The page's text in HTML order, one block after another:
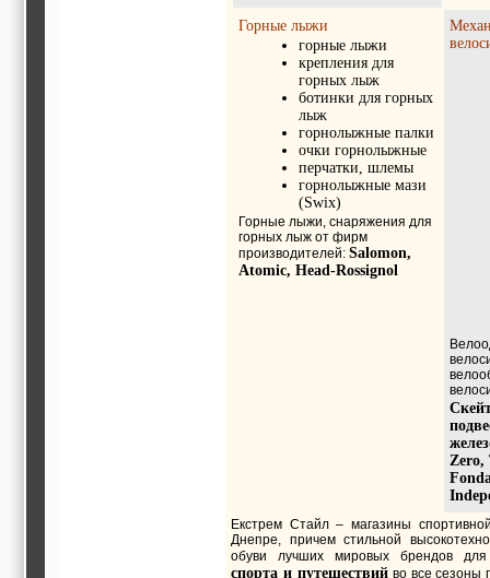
Горные лыжи
горные лыжи
крепления для
горных лыж
ботинки для горных
лыж
горнолыжные палки
очки горнолыжные
перчатки, шлемы
горнолыжные мази
(Swix)
Горные лыжи, снаряжения для
горных лыж от фирм
производителей: Salomon,
Atomic, Head-Rossignol
Zero,
Екстрем Стайл – магазины
Днепре, причем стильной
обуви лучших мировых брендов для
спорта и путешествийво все сезоны